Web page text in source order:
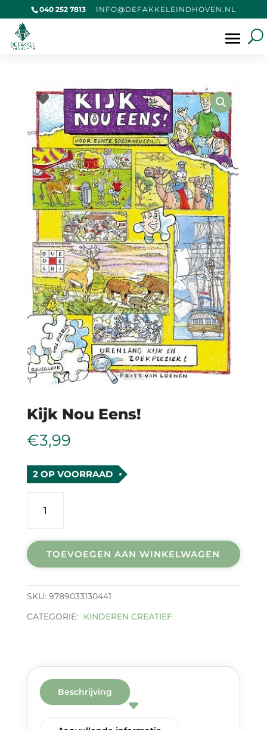
040 252 7813 LN.NE
VOHDN
IELEK
KAFED
@OFNI
Producten
Kijk Nou Eens!
€3,99
2 OP VOORRAAD
aantal
TOEVOEGEN AAN WINKELWAGEN
SKU: 9789033130441
CATEGORIE:
KINDEREN CREATIEF
Beschrijving